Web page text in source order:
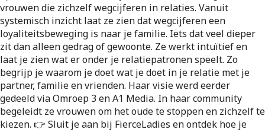
vrouwen die zichzelf wegcijferen in relaties. Vanuit
systemisch inzicht laat ze zien dat wegcijferen een
loyaliteitsbeweging is naar je familie. Iets dat veel dieper
zit dan alleen gedrag of gewoonte. Ze werkt intuïtief en
laat je zien wat er onder je relatiepatronen speelt. Zo
begrijp je waarom je doet wat je doet in je relatie met je
partner, familie en vrienden. Haar visie werd eerder
gedeeld via Omroep 3 en A1 Media. In haar community
begeleidt ze vrouwen om het oude te stoppen en zichzelf te
kiezen. 👉 Sluit je aan bij FierceLadies en ontdek hoe je